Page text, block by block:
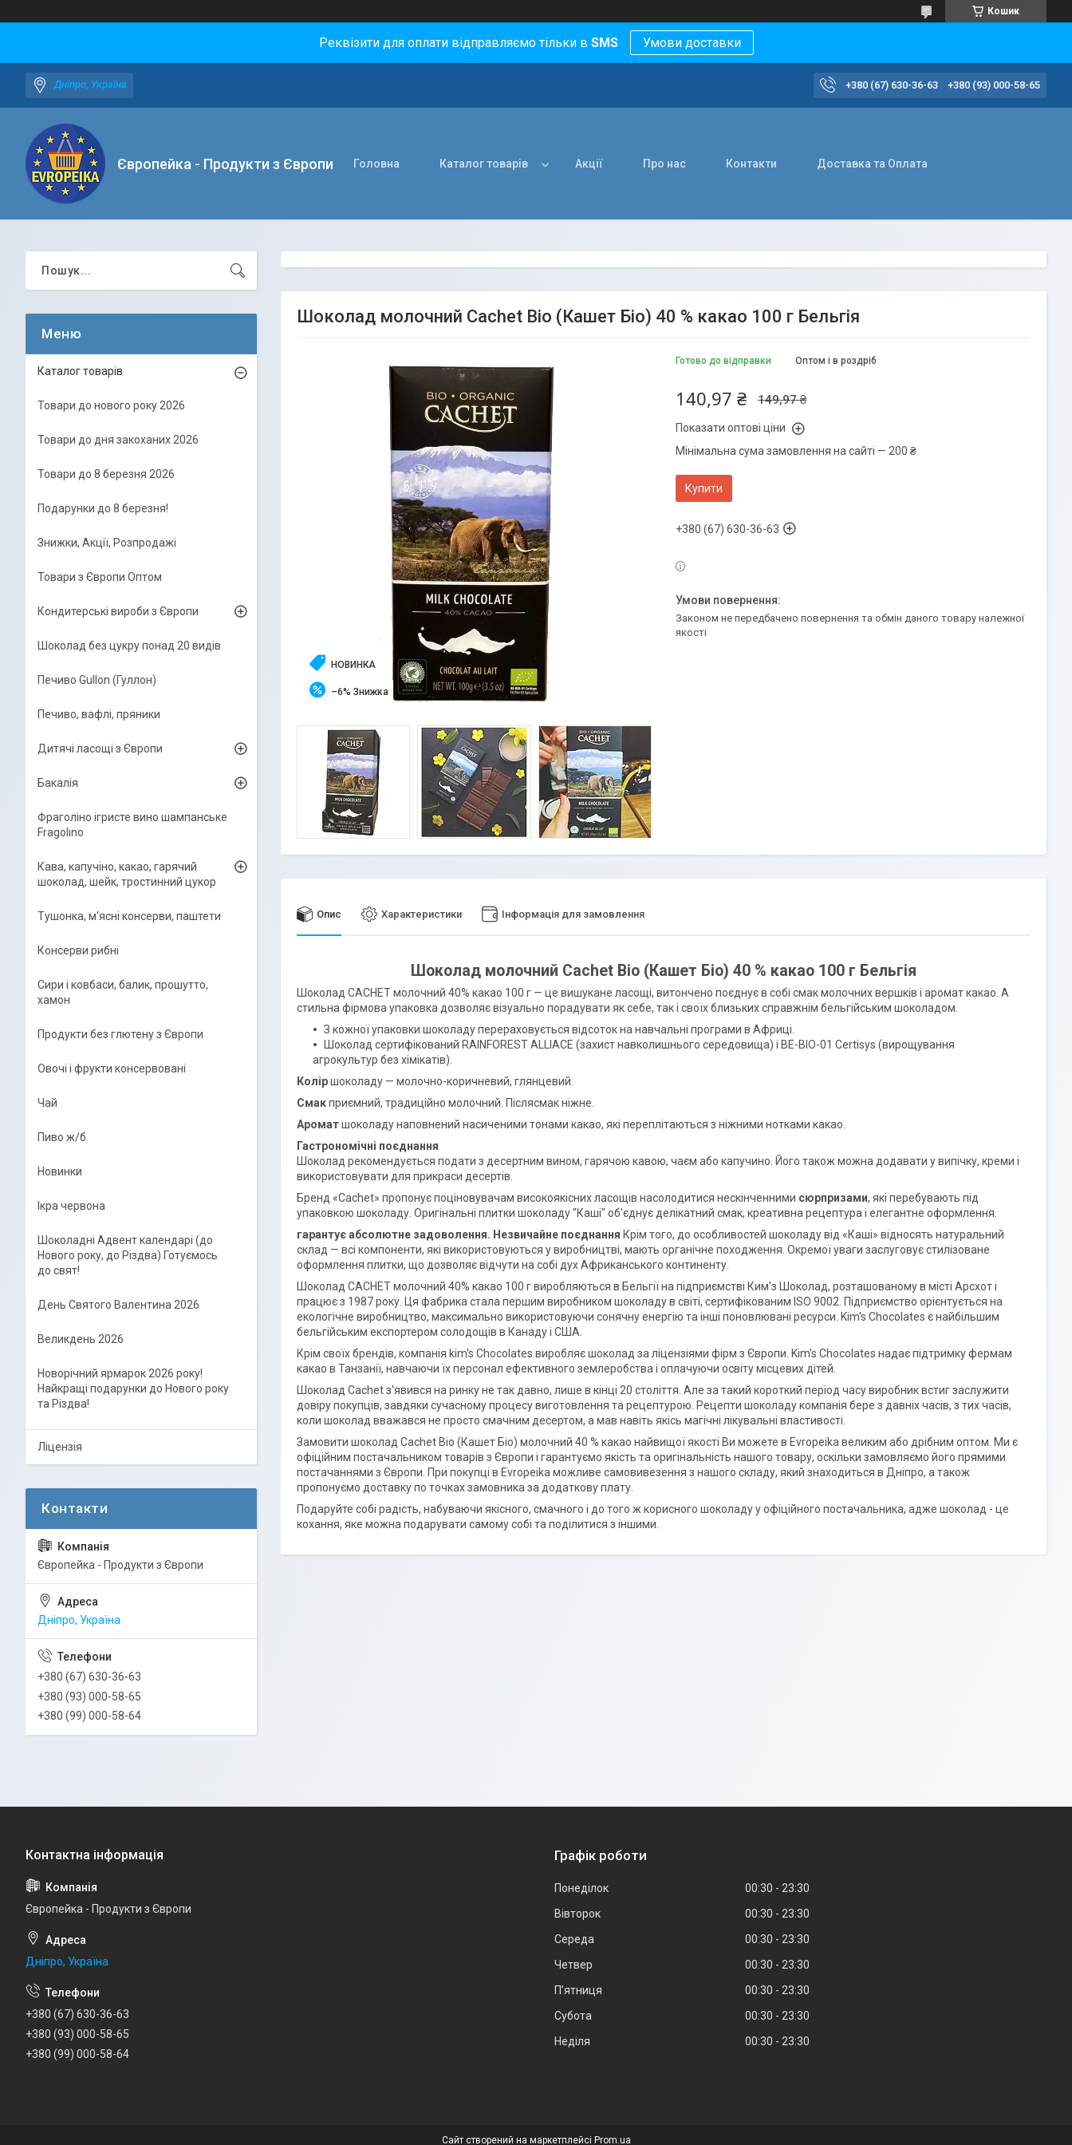
Кошик
Реквізити для оплати відправляємо тільки в SMS Умови доставки
Дніпро, Україна +380 (67) 630-36-63 +380 (93) 000-58-65
Європейка - Продукти з Європи Головна Каталог товарів Акції Про нас Контакти Доставка та Оплата
Шоколад молочний Cachet Bio (Кашет Біо) 40 % какао 100 г Бельгія
НОВИНКА
–6%
Готово до відправки Оптом і в роздріб
149,97 ₴
140,97 ₴
Показати оптові ціни
Мінімальна сума замовлення на сайті — 200 ₴
Купити
+380 (67) 630-36-63
Законом не передбачено повернення та обмін даного товару належної
якості
Опис Характеристики Інформація для замовлення
Шоколад молочний Cachet Bio (Кашет Біо) 40 % какао 100 г Бельгія
Шоколад CACHET молочний 40% какао 100 г — це вишукане ласощі, витончено поєднує в собі смак молочних вершків і аромат какао. А
стильна фірмова упаковка дозволяє візуально порадувати як себе, так і своїх близьких справжнім бельгійським шоколадом.
З кожної упаковки шоколаду перераховується відсоток на навчальні програми в Африці.
Шоколад сертифікований RAINFOREST ALLIACE (захист навколишнього середовища) і BE-BIO-01 Certisys (вирощування
агрокультур без хімікатів).
Коліршоколаду — молочно-коричневий, глянцевий.
Смакприємний, традиційно молочний. Післясмак ніжне.
Ароматшоколаду наповнений насиченими тонами какао, які переплітаються з ніжними нотками какао.
Гастрономічні поєднання
Шоколад рекомендується подати з десертним вином, гарячою кавою, чаєм або капучино. Його також можна додавати у випічку, креми і
використовувати для прикраси десертів.
Бренд «Cachet» пропонує поціновувачам високоякісних ласощів насолодитися нескінченними сюрпризами, які перебувають під
упаковкою шоколаду. Оригінальні плитки шоколаду "Каші" об'єднує делікатний смак, креативна рецептура і елегантне оформлення.
гарантує абсолютне задоволення. Незвичайне поєднання Крім того, до особливостей шоколаду від «Каші» відносять натуральний
склад — всі компоненти, які використовуються у виробництві, мають органічне походження. Окремої уваги заслуговує стилізоване
оформлення плитки, що дозволяє відчути на собі дух Африканського континенту.
Шоколад CACHET молочний 40% какао 100 г виробляються в Бельгії на підприємстві Ким'з Шоколад, розташованому в місті Арсхот і
працює з 1987 року. Ця фабрика стала першим виробником шоколаду в світі, сертифікованим ISO 9002. Підприємство орієнтується на
екологічне виробництво, максимально використовуючи сонячну енергію та інші поновлювані ресурси. Kim's Chocolates є найбільшим
бельгійським експортером солодощів в Канаду і США.
Крім своїх брендів, компанія kim's Chocolates виробляє шоколад за ліцензіями фірм з Європи. Kim's Chocolates надає підтримку фермам
какао в Танзанії, навчаючи їх персонал ефективного землеробства і оплачуючи освіту місцевих дітей.
Шоколад Cachet з'явився на ринку не так давно, лише в кінці 20 століття. Але за такий короткий період часу виробник встиг заслужити
довіру покупців, завдяки сучасному процесу виготовлення та рецептурою. Рецепти шоколаду компанія бере з давніх часів, з тих часів,
коли шоколад вважався не просто смачним десертом, а мав навіть якісь магічні лікувальні властивості.
Замовити шоколад Cachet Bio (Кашет Біо) молочний 40 % какао найвищої якості Ви можете в Evropeika великим або дрібним оптом. Ми є
офіційним постачальником товарів з Європи і гарантуємо якість та оригінальність нашого товару, оскільки замовляємо його прямими
постачаннями з Європи. При покупці в Evropeika можливе самовивезення з нашого складу, який знаходиться в Дніпро, а також
пропонуємо доставку по точках замовника за додаткову плату.
Подаруйте собі радість, набуваючи якісного, смачного і до того ж корисного шоколаду у офіційного постачальника, адже шоколад - це
кохання, яке можна подарувати самому собі та поділитися з іншими.
Каталог товарів
Товари до нового року 2026
Товари до дня закоханих 2026
Товари до 8 березня 2026
Подарунки до 8 березня!
Знижки, Акції, Розпродажі
Товари з Європи Оптом
Кондитерські вироби з Європи
Шоколад без цукру понад 20 видів
Печиво Gullon (Гуллон)
Печиво, вафлі, пряники
Дитячі ласощі з Європи
Бакалія
Фраголіно ігристе вино шампанське
Fragolino
Кава, капучіно, какао, гарячий
шоколад, шейк, тростинний цукор
Тушонка, м'ясні консерви, паштети
Консерви рибні
Сири і ковбаси, балик, прошутто,
хамон
Продукти без глютену з Європи
Овочі і фрукти консервовані
Чай
Пиво ж/б
Новинки
Ікра червона
Шоколадні Адвент календарі (до
Нового року, до Різдва) Готуємось
до свят!
День Святого Валентина 2026
Великдень 2026
Новорічний ярмарок 2026 року!
Найкращі подарунки до Нового року
та Різдва!
Ліцензія
Європейка - Продукти з Європи
Дніпро, Україна
+380 (67) 630-36-63
+380 (93) 000-58-65
+380 (99) 000-58-64
Європейка - Продукти з Європи
Дніпро, Україна
+380 (67) 630-36-63
+380 (93) 000-58-65
+380 (99) 000-58-64
Графік роботи
Понеділок 00:30
23:30
Вівторок
00:30
23:30
Середа
00:30
23:30
Четвер
00:30
23:30
Пʼятниця
00:30
23:30
Субота
00:30
23:30
Неділя
00:30 23:30
Сайт створений на маркетплейсі Prom.ua